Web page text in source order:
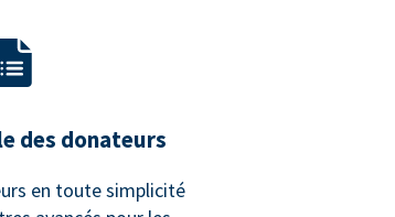
des donateurs
en toute simplicité